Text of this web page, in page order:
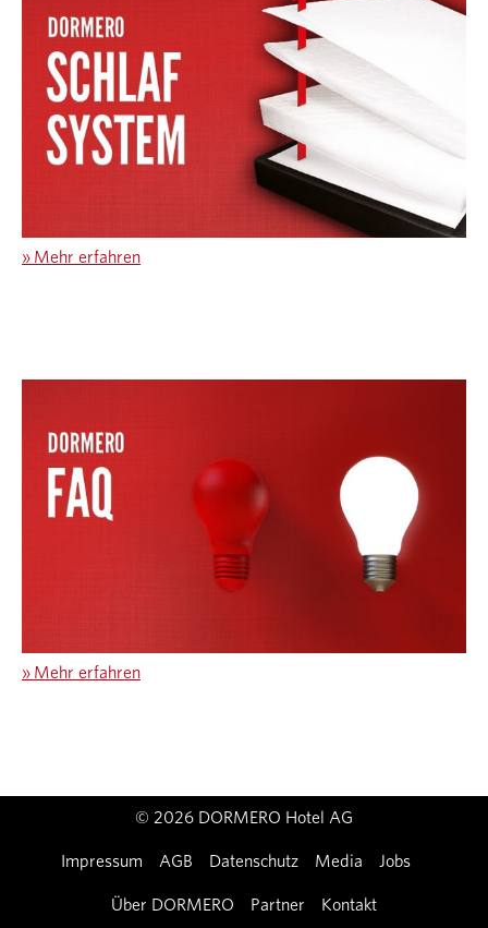
» Mehr erfahren
» Mehr erfahren
© 2026 DORMERO Hotel AG
Impressum AGB Datenschutz Media Jobs
Über DORMERO Partner Kontakt